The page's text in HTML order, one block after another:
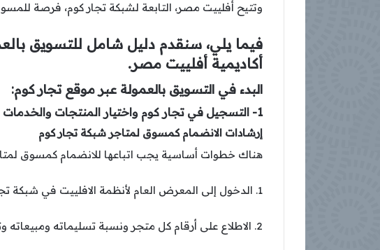
وتتيح أفلييت مصر، التابعة لشبكة تجار كوم، فرصة
فيما يلي، سنقدم دليل شامل للتسويق
أكاديمية أفلييت مصر.
البدء في التسويق بالعمولة عبر موقع تجار كوم:
1- التسجيل في تجار كوم واختيار المنتجات والخدمات المناسبة للترويج لها.
إرشادات الانضمام كمسوق لمتاجر شبكة تجار كوم
هناك خطوات أساسية يجب اتباعها للانضمام كمسوق
1. الدخول إلى المعرض العام لأنظمة الافلييت في شبكة تجار كوم من خلال
2. الاطلاع على أرقام كل متجر ونسبة تسليماته ومبيعاته وتفاصيله.